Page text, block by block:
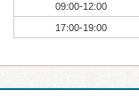
09:00-12:00
17:00-19:00